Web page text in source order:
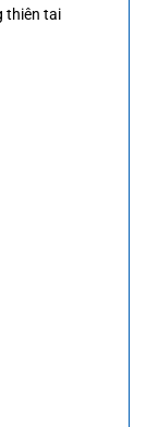
thiên tai